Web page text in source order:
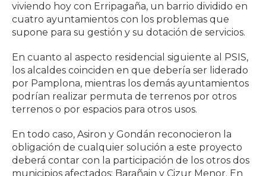
viviendo hoy con Erripagaña, un barrio dividido en
cuatro ayuntamientos con los problemas que
supone para su gestión y su dotación de servicios.
En cuanto al aspecto residencial siguiente al PSIS,
los alcaldes coinciden en que debería ser liderado
por Pamplona, mientras los demás ayuntamientos
podrían realizar permuta de terrenos por otros
terrenos o por espacios para otros usos.
En todo caso, Asiron y Gondán reconocieron la
obligación de cualquier solución a este proyecto
deberá contar con la participación de los otros dos
municipios afectados: Barañain y Cizur Menor. En